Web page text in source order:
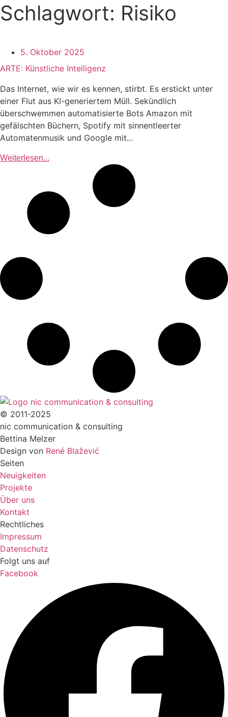
Schlagwort: Risiko
5. Oktober 2025
ARTE: Künstliche Intelligenz
Das Internet, wie wir es kennen, stirbt. Es erstickt unter
einer Flut aus KI-generiertem Müll. Sekündlich
überschwemmen automatisierte Bots Amazon mit
gefälschten Büchern, Spotify mit sinnentleerter
Automatenmusik und Google mit...
Weiterlesen...
© 2011-2025
nic communication & consulting
Bettina Melzer
Design von René Blažević
Seiten
Neuigkeiten
Projekte
Über uns
Kontakt
Rechtliches
Impressum
Datenschutz
Folgt uns auf
Facebook